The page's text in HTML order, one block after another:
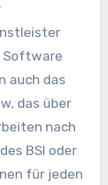
Software
auch das
das über
nach
BSI oder
für jeden